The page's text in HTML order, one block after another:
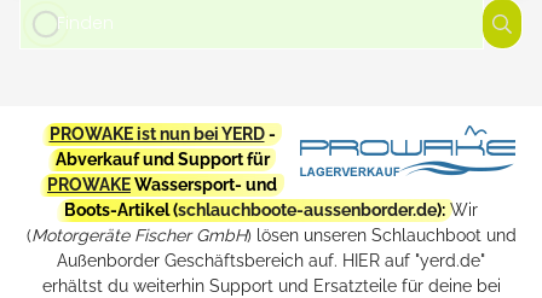
PROWAKE ist nun bei YERD-
Abverkauf und Support für
PROWAKEWassersport- und
Boots-Artikel (schlauchboote-aussenborder.de): Wir
(Motorgeräte Fischer GmbH) lösen unseren Schlauchboot und
Außenborder Geschäftsbereich auf. HIER auf "yerd.de"
erhältst du weiterhin Support und Ersatzteile für deine bei